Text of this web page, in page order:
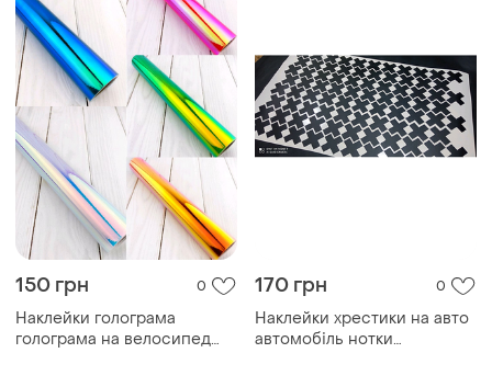
150 грн 0
Наклейки голограма
голограма на велосипед
170 грн 0
Наклейки хрестики на авто
автомобіль нотки